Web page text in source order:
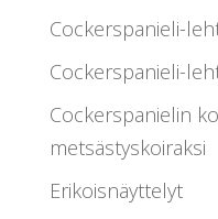
Cockerspanieli-
Cockerspanieli-
Cockerspanielin
metsästyskoiraksi
Erikoisnäyttelyt